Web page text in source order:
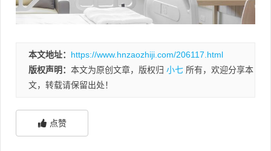
本文地址： https://www.hnzaozhiji.com/206117.html
版权声明： 本文为原创文章，版权归 小七 所有，欢迎分享本
文，转载请保留出处！
点赞